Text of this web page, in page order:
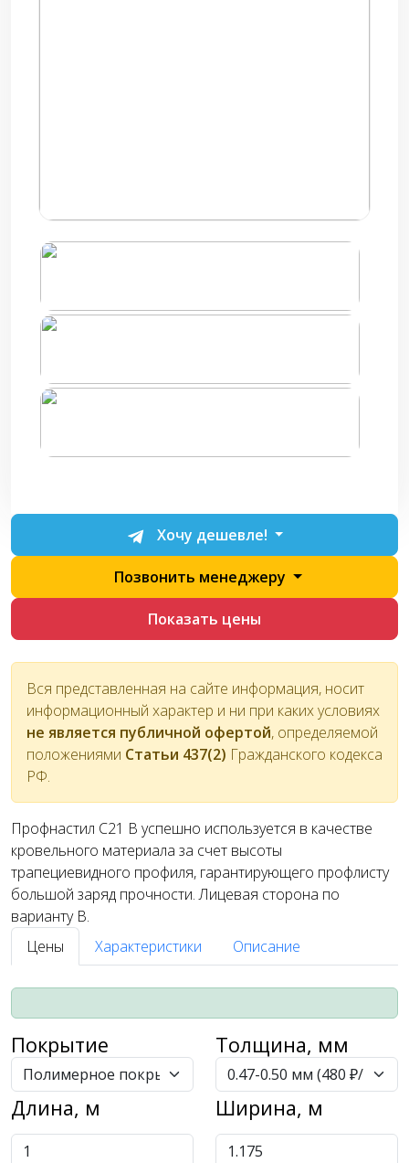
Хочу дешевле!
Позвонить менеджеру
Показать цены
Вся представленная на сайте информация, носит
информационный характер и ни при каких условиях
не является публичной офертой, определяемой
положениями Статьи 437(2) Гражданского кодекса
РФ.
Профнастил С21 В успешно используется в качестве
кровельного материала за счет высоты
трапециевидного профиля, гарантирующего профлисту
большой заряд прочности. Лицевая сторона по
варианту В.
Цены
Характеристики Описание
Покрытие Толщина, мм
Длина, м Ширина, м